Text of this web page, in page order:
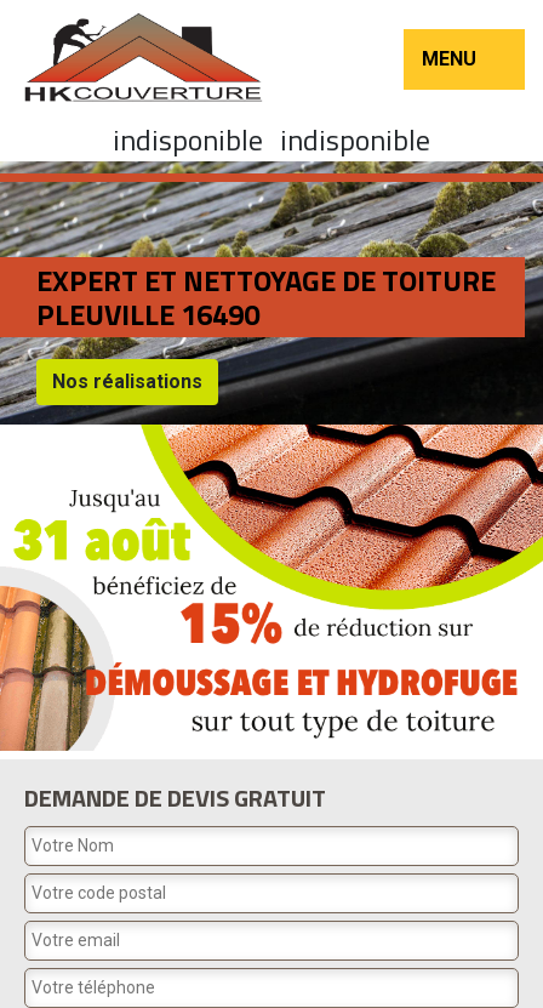
MENU
indisponible indisponible
EXPERT ET NETTOYAGE DE TOITURE
PLEUVILLE 16490
Nos réalisations
DEMANDE DE DEVIS GRATUIT